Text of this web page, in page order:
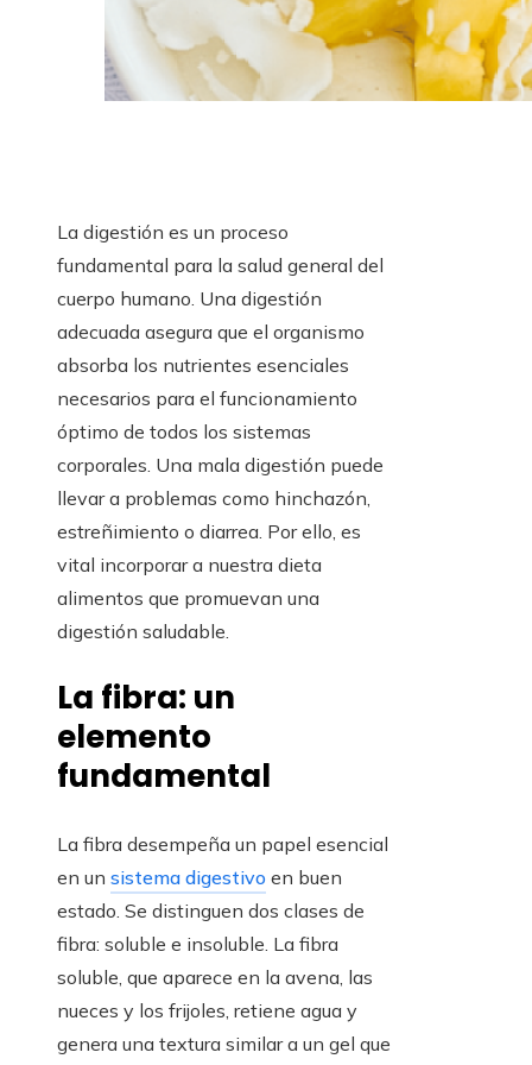
La digestión es un proceso
fundamental para la salud general del
cuerpo humano. Una digestión
adecuada asegura que el organismo
absorba los nutrientes esenciales
necesarios para el funcionamiento
óptimo de todos los sistemas
corporales. Una mala digestión puede
llevar a problemas como hinchazón,
estreñimiento o diarrea. Por ello, es
vital incorporar a nuestra dieta
alimentos que promuevan una
digestión saludable.
La fibra: un
elemento
fundamental
La fibra desempeña un papel esencial
en un sistema digestivo en buen
estado. Se distinguen dos clases de
fibra: soluble e insoluble. La fibra
soluble, que aparece en la avena, las
nueces y los frijoles, retiene agua y
genera una textura similar a un gel que